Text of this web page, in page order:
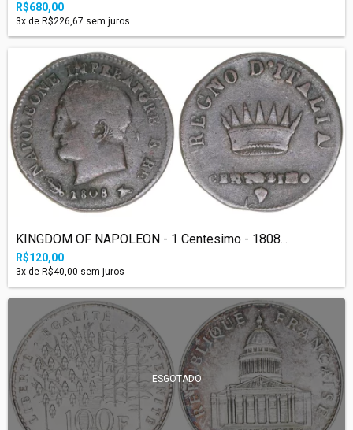
R$680,00
3x de R$226,67 sem juros
KINGDOM OF NAPOLEON - 1 Centesimo - 1808...
R$120,00
3x de R$40,00 sem juros
ESGOTADO